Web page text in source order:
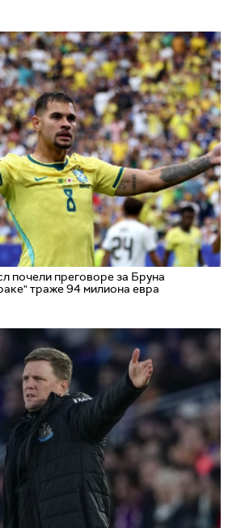
почели преговоре за Бруна
траже 94 милиона евра